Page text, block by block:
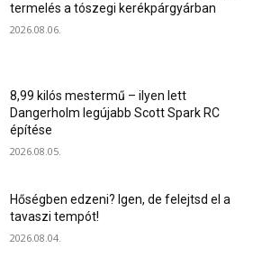
termelés a tószegi kerékpárgyárban
2026.08.06.
8,99 kilós mestermű – ilyen lett
Dangerholm legújabb Scott Spark RC
építése
2026.08.05.
Hőségben edzeni? Igen, de felejtsd el a
tavaszi tempót!
2026.08.04.